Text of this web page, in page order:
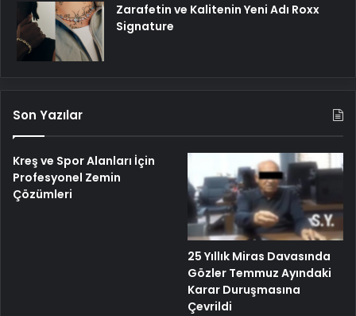
Zarafetin ve Kalitenin Yeni Adı Roxx
Signature
Son Yazılar
Kreş ve Spor Alanları İçin
Profesyonel Zemin
Çözümleri
25 Yıllık Miras Davasında
Gözler Temmuz Ayındaki
Karar Duruşmasına
Çevrildi